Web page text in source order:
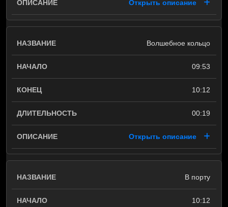
Открыть описание
Волшебное кольцо
09:53
10:12
00:19
Открыть описание
В порту
10:12